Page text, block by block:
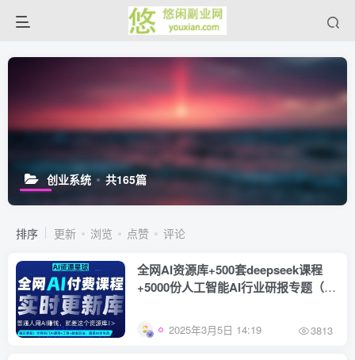
创业系统 共165篇
排序 更新 浏览 点赞 评论
全网AI资源库+500套deepseek课程
+5000份人工智能AI行业研报专题（单
2025年3月5日 14:19 3813